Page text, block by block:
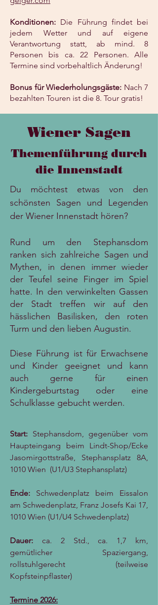
Konditionen: Die Führung findet bei
jedem Wetter und auf eigene
Verantwortung statt, ab mind. 8
Personen bis ca. 22 Personen. Alle
Termine sind vorbehaltlich Änderung!
Bonus für Wiederholungsgäste: Nach 7
bezahlten Touren ist die 8. Tour gratis!
Wiener Sagen
Themenführung durch
die Innenstadt
Du möchtest etwas von den
schönsten Sagen und Legenden
der Wiener Innenstadt hören?
Rund um den Stephansdom
ranken sich zahlreiche Sagen und
Mythen, in denen immer wieder
der Teufel seine Finger im Spiel
hatte. In den verwinkelten Gassen
der Stadt treffen wir auf den
hässlichen Basilisken, den roten
Turm und den lieben Augustin.
Diese Führung ist für Erwachsene
und Kinder geeignet und kann
auch gerne für einen
Kindergeburtstag oder eine
Schulklasse gebucht werden.
Start: Stephansdom, gegenüber vom
Haupteingang beim Lindt-Shop/Ecke
Jasomirgottstraße, Stephansplatz 8A,
1010 Wien (U1/U3 Stephansplatz)
Ende: Schwedenplatz beim Eissalon
am Schwedenplatz, Franz Josefs Kai 17,
1010 Wien (U1/U4 Schwedenplatz)
Dauer: ca. 2 Std., ca. 1,7 km,
gemütlicher Spaziergang,
rollstuhlgerecht (teilweise
Kopfsteinpflaster)
Termine 2026: